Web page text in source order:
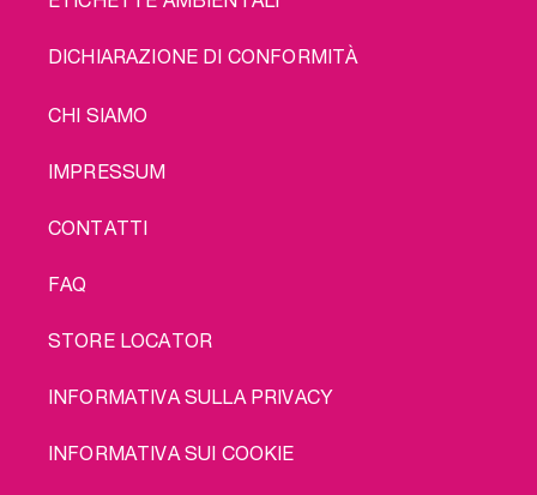
DICHIARAZIONE DI CONFORMITÀ
LEGAL
CHI SIAMO
IMPRESSUM
CONTATTI
FAQ
STORE LOCATOR
INFORMATIVA SULLA PRIVACY
INFORMATIVA SUI COOKIE